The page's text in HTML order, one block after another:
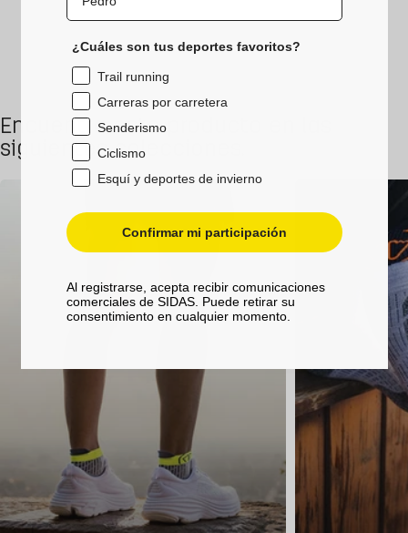
Encuentra este producto en las
siguientes colecciones.
¿Cuáles son tus deportes favoritos?
Trail running
Carreras por carretera
Senderismo
Ciclismo
Esquí y deportes de invierno
Confirmar mi participación
Al registrarse, acepta recibir comunicaciones
comerciales de SIDAS. Puede retirar su
consentimiento en cualquier momento.